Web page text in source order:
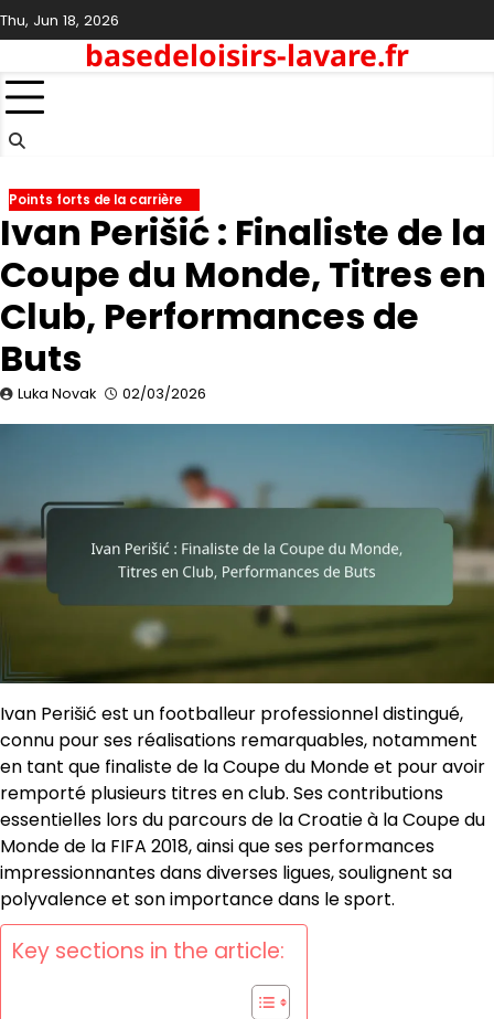
Skip
to
Thu, Jun 18, 2026
basedeloisirs-lavare.fr
Points forts de la carrière
Ivan Perišić : Finaliste de la
Coupe du Monde, Titres en
Club, Performances de
Buts
Luka Novak 02/03/2026
Ivan Perišić est un footballeur professionnel distingué,
connu pour ses réalisations remarquables, notamment
en tant que finaliste de la Coupe du Monde et pour avoir
remporté plusieurs titres en club. Ses contributions
essentielles lors du parcours de la Croatie à la Coupe du
Monde de la FIFA 2018, ainsi que ses performances
impressionnantes dans diverses ligues, soulignent sa
polyvalence et son importance dans le sport.
Key sections in the article: